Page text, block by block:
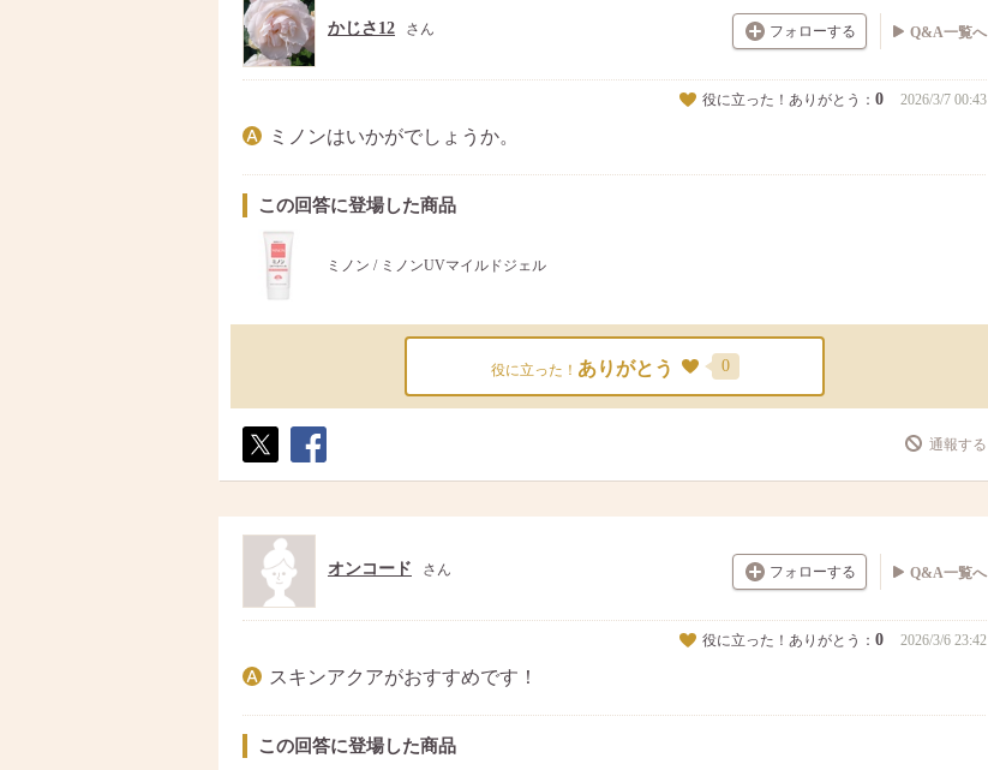
フォローする
かじさ12 さん Q&A一覧へ
役に立った！ありがとう： 0 2026/3/7 00:43
ミノンはいかがでしょうか。
この回答に登場した商品
ミノン / ミノンUVマイルドジェル
役に立った！ ありがとう 0
ト
ア
通報する
フォローする
オンコード さん Q&A一覧へ
役に立った！ありがとう： 0 2026/3/6 23:42
スキンアクアがおすすめです！
この回答に登場した商品